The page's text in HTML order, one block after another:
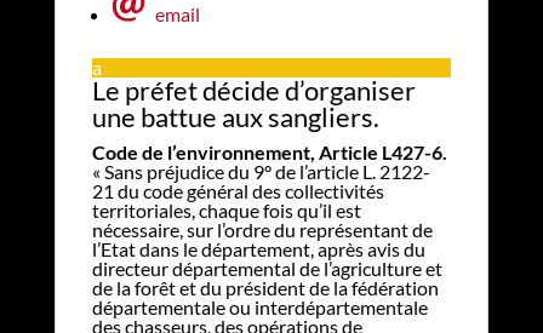
email
a
Le préfet décide d’organiser
une battue aux sangliers.
Code de l’environnement, Article L427-6.
« Sans préjudice du 9° de l’article L. 2122-
21 du code général des collectivités
territoriales, chaque fois qu’il est
nécessaire, sur l’ordre du représentant de
l’Etat dans le département, après avis du
directeur départemental de l’agriculture et
de la forêt et du président de la fédération
départementale ou interdépartementale
des chasseurs, des opérations de